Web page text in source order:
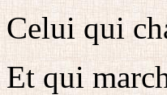
Celui qui
Et qui